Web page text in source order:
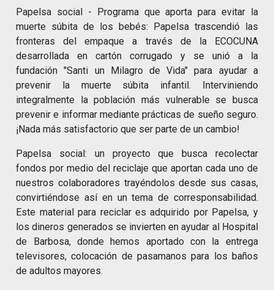
Papelsa social - Programa que aporta para evitar la
muerte súbita de los bebés: Papelsa trascendió las
fronteras del empaque a través de la ECOCUNA
desarrollada en cartón corrugado y se unió a la
fundación "Santi un Milagro de Vida" para ayudar a
prevenir la muerte súbita infantil. Interviniendo
integralmente la población más vulnerable se busca
prevenir e informar mediante prácticas de sueño seguro.
¡Nada más satisfactorio que ser parte de un cambio!
Papelsa social: un proyecto que busca recolectar
fondos por medio del reciclaje que aportan cada uno de
nuestros colaboradores trayéndolos desde sus casas,
convirtiéndose así en un tema de corresponsabilidad.
Este material para reciclar es adquirido por Papelsa, y
los dineros generados se invierten en ayudar al Hospital
de Barbosa, donde hemos aportado con la entrega
televisores, colocación de pasamanos para los baños
de adultos mayores.